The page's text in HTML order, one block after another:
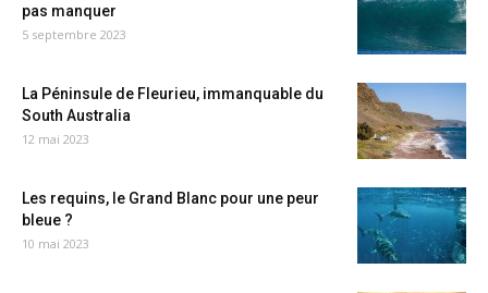
pas manquer
5 septembre 2023
La Péninsule de Fleurieu, immanquable du
South Australia
12 mai 2023
Les requins, le Grand Blanc pour une peur
bleue ?
10 mai 2023